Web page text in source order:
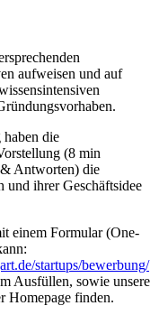
aufweisen und auf
die
(8 min
& Antworten) die
ihrer Geschäftsidee
einem Formular (One-
startups/bewerbung/
Ausfüllen, sowie unsere
Homepage finden.